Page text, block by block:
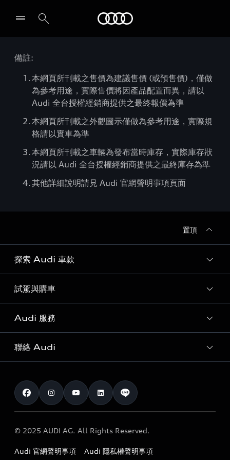
備註:
本網頁所刊載之售價為建議售價 (或預售價)，僅做
為參考用途，實際售價將因產品配置而異，請以
Audi 全台授權經銷商提供之最終報價為準
本網頁所刊載之外觀圖示僅做為參考用途，實際規
格請以實車為準
本網頁所刊載之車輛為發布當時庫存，實際庫存狀
況請以 Audi 全台授權經銷商提供之最終庫存為準
其他詳細說明請見 Audi 官網聲明事項頁面
置頂
探索 Audi 車款
所有車款
客製化您的 Audi
Audi 純電生活圈
奧迪嚴選中古車
試駕與購車
購車方案
最新優惠
預約試駕 | 多元安心賞車
Audi 經銷商服務據點
Audi 服務
Audi 原廠配件與精品
myAudi TW app
定期保養
保固
召回案件查詢
聯絡 Audi
訂閱電子報
與我聯繫
© 2025 AUDI AG. All Rights Reserved.
Audi 官網聲明事項 Audi 隱私權聲明事項